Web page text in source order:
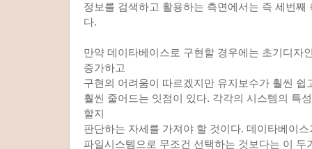
정보를 검색하고 활용하는 측면에서는 즉 세번째
다.
만약 데이타베이스로 구현할 경우에는 초기디자
증가하고
구현의 어려움이 따르겠지만 유지보수가 훨씬 쉽
훨씬 줄어드는 잇점이 있다. 각각의 시스템의 특
할지
판단하는 자세를 가져야 할 것이다. 데이타베이
파일시스템으로 무조건 선택하는 것보다는 이 두